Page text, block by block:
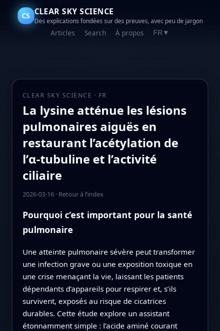
CS CLEAR SKY SCIENCE
Des explications fondées sur des preuves, avec peu de jargon
Articles Search À propos FR ▼
CLEAR SKY SCIENCE · FR
La lysine atténue les lésions
pulmonaires aiguës en
restaurant l’acétylation de
l’α‑tubuline et l’activité
ciliaire
2026-03-16· Retour à l’index
Pourquoi c’est important pour la santé
pulmonaire
Une atteinte pulmonaire sévère peut transformer
une infection grave ou une exposition toxique en
une crise menaçant la vie, laissant les patients
dépendants d’appareils pour respirer et, s’ils
survivent, exposés au risque de cicatrices
durables. Cette étude explore un assistant
étonnamment simple : l’acide aminé courant